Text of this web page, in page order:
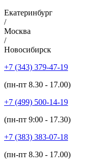
Екатеринбург
/
Москва
/
Новосибирск
+7 (343) 379-47-19
(пн-пт 8.30 - 17.00)
+7 (499) 500-14-19
(пн-пт 9:00 - 17.30)
+7 (383) 383-07-18
(пн-пт 8.30 - 17.00)